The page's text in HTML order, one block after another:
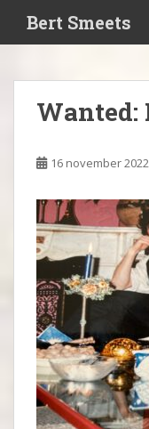
i
Bert Smeets
Wanted:
16 november 2022